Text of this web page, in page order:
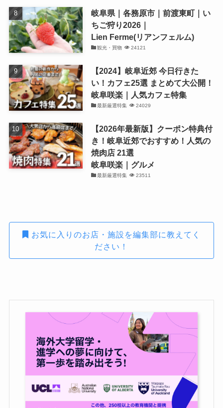
岐阜県｜各務原市｜前渡東町｜い
ちご狩り2026｜
Lien Ferme(リアンフェルム)
観光・買物 24121
【2024】岐阜近郊 今日行きた
い！カフェ25選 まとめて大公開！
岐阜咲楽｜人気カフェ特集
最新厳選特集 24029
【2026年最新版】クーポン特典付
き！岐阜近郊でおすすめ！人気の
焼肉店 21選
岐阜咲楽｜グルメ
最新厳選特集 23511
お気に入りのお店・施設を編集部に教えてく
ださい！